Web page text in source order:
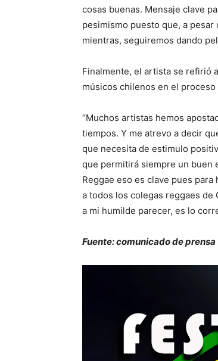
cosas buenas. Mensaje clave
pesimismo puesto que, a
mientras, seguiremos dando
Finalmente, el artista se refirió
músicos chilenos en el
“Muchos artistas hemos
tiempos. Y me atrevo a decir
que necesita de estimulo
que permitirá siempre un buen
Reggae eso es clave pues
a todos los colegas reggaes de
a mi humilde parecer, es lo
Fuente: comunicado de prensa